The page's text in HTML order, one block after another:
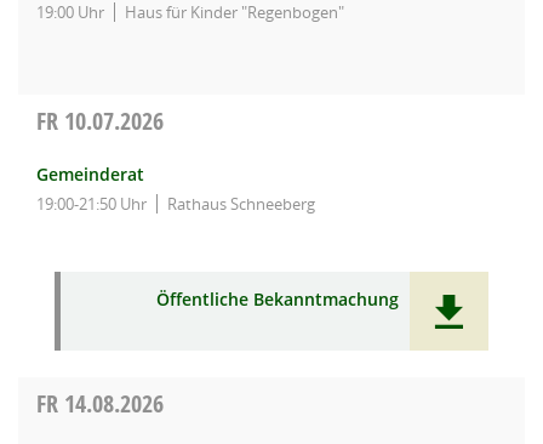
19:00 Uhr Haus für Kinder "Regenbogen"
FR 10.07.2026
Gemeinderat
19:00-21:50 Uhr Rathaus Schneeberg
Öffentliche Bekanntmachung
FR 14.08.2026